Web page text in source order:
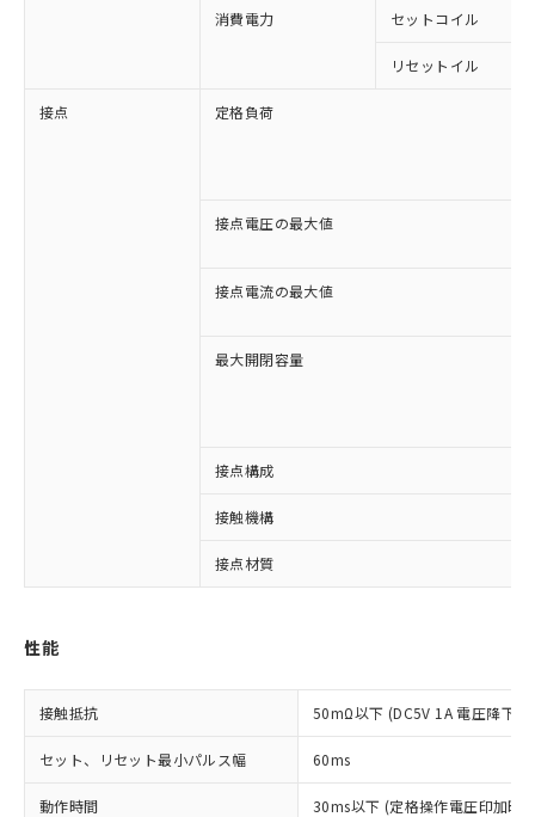
消費電力 セットコイル
リセットイル
接点 定格負荷
接点電圧の最大値
接点電流の最大値
最大開閉容量
接点構成
接触機構
接点材質
性能
接触抵抗 50mΩ以下 (DC5V 1A 電圧降下法)
セット、リセット最小パルス幅 60ms
動作時間 30ms以下 (定格操作電圧印加時
ご利用条件
商品の当社在庫状況および標準価格
(税抜)を提供させていただくもので
す。
当社制御機器事業取扱商品の中には、
本サービスの対象外となる商品もある
非含有に対応した製品が提供可能な商品で
対応予定：EU RoHS指令（10物質）の非含
対応予定なし：EU RoHS指令（10物質）の
非含有の対応状況を調査中または確認中の
商品です。
害物質有無と関係のない商品です。
仕入先様の事情により、非含有部品として
※1 中国RoHS○×表
「○」：最大均質材料含有率が中国RoHSの
基準値以下であることを示します。